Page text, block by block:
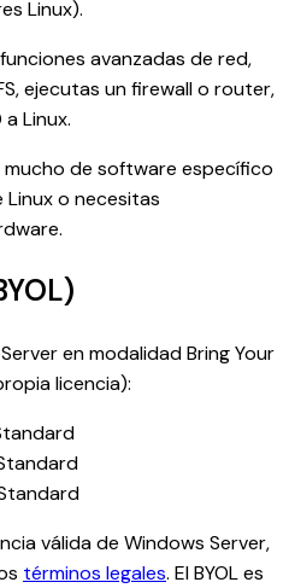
Linux).
avanzadas de red,
ejecutas un firewall o router,
Linux.
de software específico
Linux o necesitas
en modalidad Bring Your
licencia):
válida de Windows Server,
términos legales. El BYOL es